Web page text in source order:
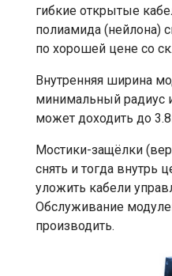
гибкие открытые
полиамида (нейлона)
по хорошей цене со
Внутренняя ширина
минимальный радиус
может доходить до
Мостики-защёлки
снять и тогда внутрь
уложить кабели
Обслуживание
производить.